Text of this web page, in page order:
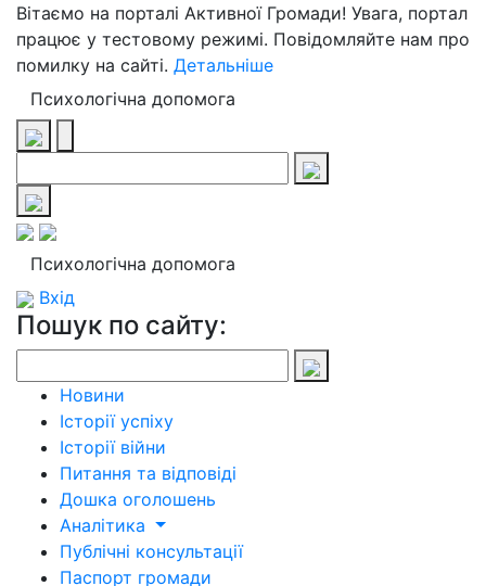
Вітаємо на порталі Активної Громади! Увага, портал
працює у тестовому режимі. Повідомляйте нам про
помилку на сайті. Детальніше
Психологічна допомога
Психологічна допомога
Вхід
Пошук по сайту:
Новини
Історії успіху
Історії війни
Питання та відповіді
Дошка оголошень
Аналітика
Публічні консультації
Паспорт громади